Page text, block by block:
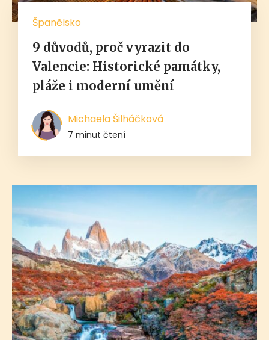
Španělsko
9 důvodů, proč vyrazit do
Valencie: Historické památky,
pláže i moderní umění
Michaela Šilháčková
7 minut čtení